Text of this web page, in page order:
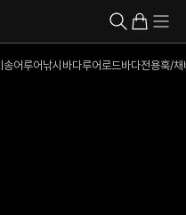
송어루어낚시 바다루어로드바다전용훅/채